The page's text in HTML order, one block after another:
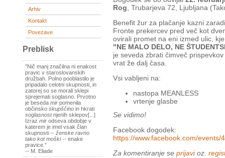
Arhiv
Kontakt
Povezave
Preblisk
"Nič manj značilna ni enakost
pravic v staroslovanskih
družbah. Polno pooblastilo je
pripadalo celotni skupnosti, in
zatorej so se morali sklepi
sprejemati soglasno. Prvotno
je beseda mir pomenila
občinsko skupščino in hkrati
soglasnostnjenih sklepov[...]
Izraz mir odseva obdobje v
katerem je imel vsak član
skupnosti -- ženske ravno
tako kot moški-- enake
pravice."
-- M. Eliade
Rog, Trubarjeva 72, Ljubljana
Benefit žur za plačanje kazni
Fronte prekercev pred več kot
ovirali promet na eni izmed ulic,
"NE MALO DELO, NE
je seveda zbrati čimveč
vrat že dalj časa.
Vsi vabljeni na:
nastopa MEANLESS
vrtenje glasbe
Se vidimo!
Facebook dogodek:
https://www.facebook.com/events/
Za komentiranje se prijavioz.